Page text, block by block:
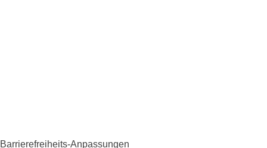
Barrierefreiheits-Anpassungen